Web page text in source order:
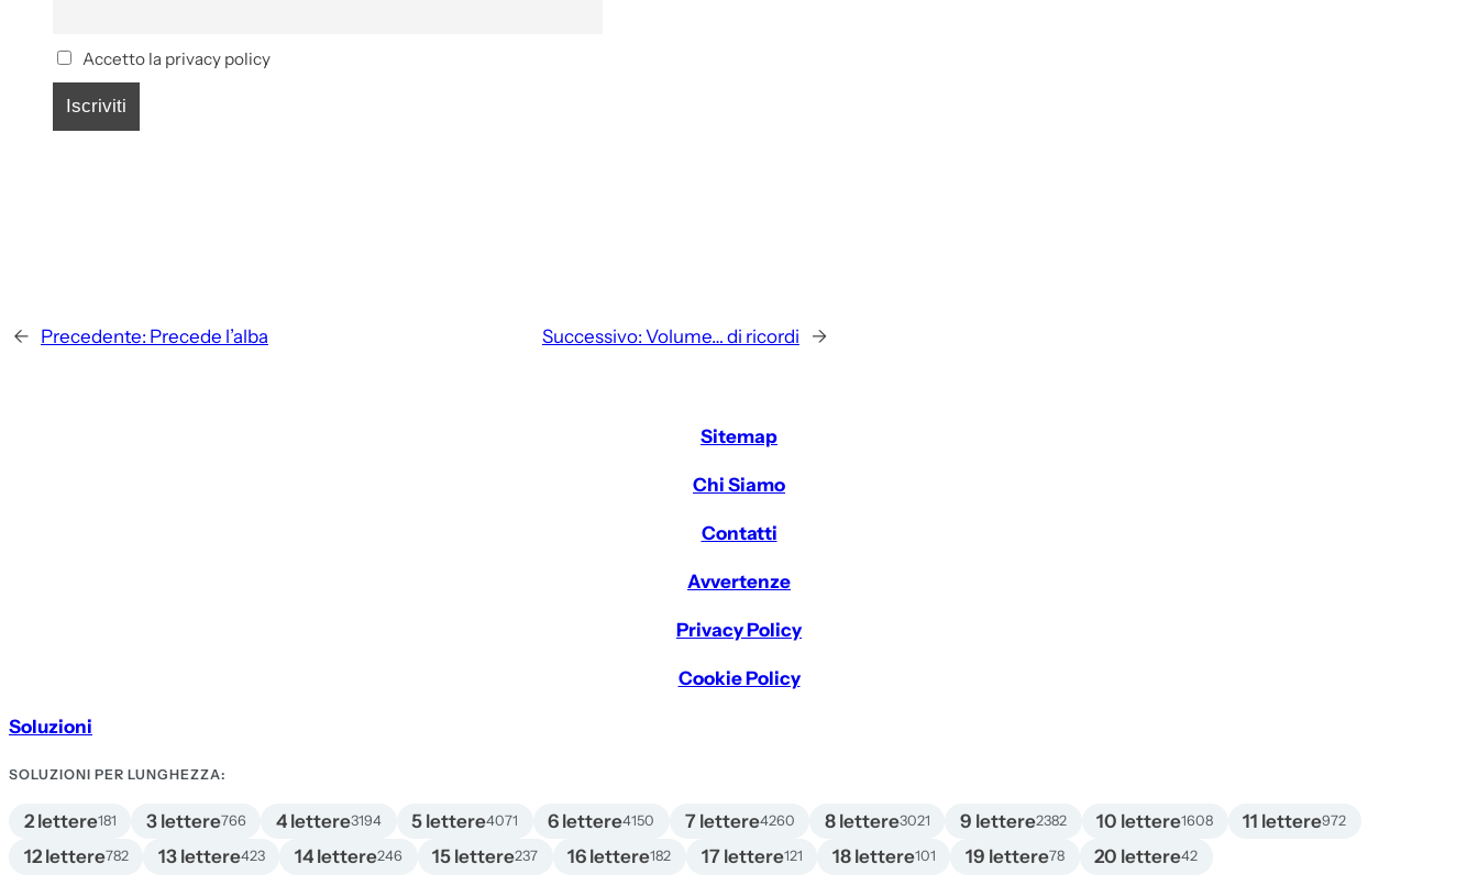
Accetto la privacy policy
← Precedente: Precede l’alba Successivo: Volume… di ricordi →
Sitemap
Chi Siamo
Contatti
Avvertenze
Privacy Policy
Cookie Policy
Soluzioni
SOLUZIONI PER LUNGHEZZA:
2 lettere181 3 lettere766 4 lettere3194 5 lettere4071 6 lettere4150 7 lettere4260 8 lettere3021 9 lettere2382 10 lettere1608 11 lettere972
12 lettere782 13 lettere423 14 lettere246 15 lettere237 16 lettere182 17 lettere121 18 lettere101 19 lettere78 20 lettere42